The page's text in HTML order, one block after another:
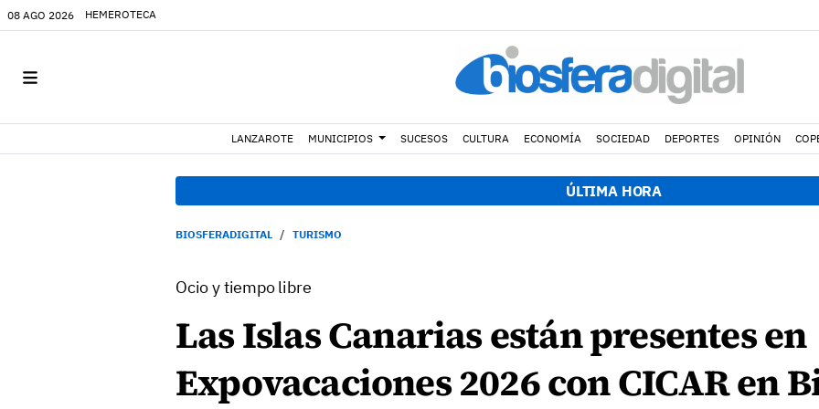
08 AGO 2026 HEMEROTECA
LANZAROTE MUNICIPIOS SUCESOS CULTURA ECONOMÍA SOCIEDAD DEPORTES OPINIÓN
ÚLTIMA HORA
BIOSFERADIGITAL TURISMO
Ocio y tiempo libre
Las Islas Canarias están presentes en
Expovacaciones 2026 con CICAR en